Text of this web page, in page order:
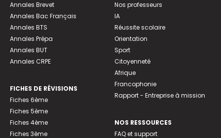
Annales Brevet
Annales Bac Français
Annales BTS
Annales Prépa
Annales BUT
Annales CRPE
FICHES DE RÉVISIONS
Fiches 6ème
Fiches 5ème
Fiches 4ème
Fiches 3ème
Nos professeurs
IA
Réussite scolaire
Orientation
Sport
Citoyenneté
Afrique
Francophonie
Rapport - Entreprise à mission
NOS RESSOURCES
FAQ et support